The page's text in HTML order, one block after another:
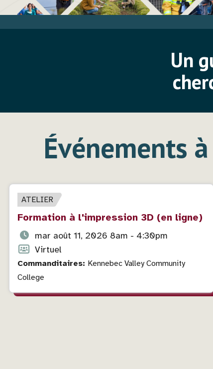
Un
Événements
TYPE
D'ÉVÉNEMENT
ATELIER
Titre
de
l'événement
Formation à l'impression 3D (en ligne)
Date
et
heure
de
l'événement
mar août 11, 2026 8am - 4:30pm
Format
de
l'événement
Virtuel
Commanditaires: Kennebec Valley Community
College